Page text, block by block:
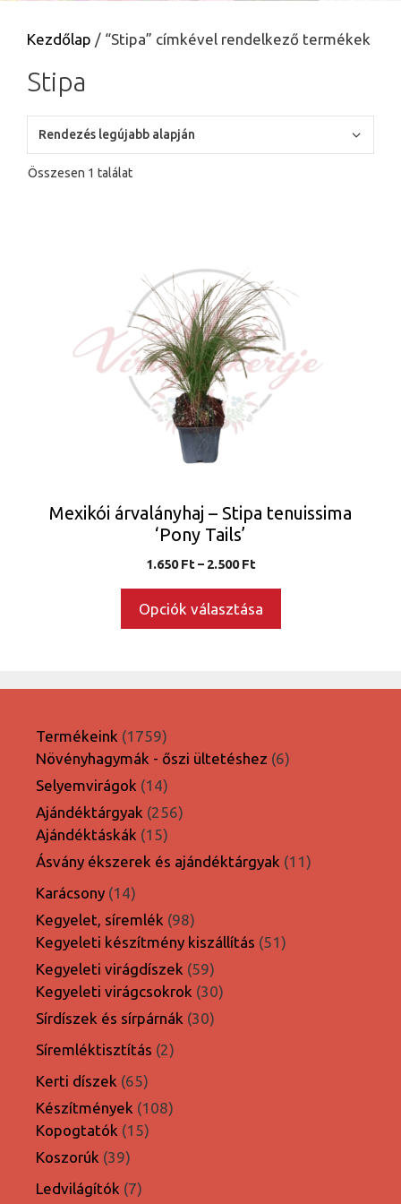
Kezdőlap / “Stipa” címkével rendelkező termékek
Stipa
Összesen 1 találat
Mexikói árvalányhaj – Stipa tenuissima
‘Pony Tails’
1.650Ft – 2.500FtÁrtartomány:
2.500 Ft
Opciók választása
Termékeink 17591759
termék
Növényhagymák - őszi ültetéshez 66
Selyemvirágok 1414
termék
Ajándéktárgyak 256256
Ajándéktáskák 1515
termék
Ásvány ékszerek és ajándéktárgyak 1111
Karácsony 1414
termék
Kegyelet, síremlék 9898
termék
Kegyeleti készítmény kiszállítás 5151
Kegyeleti virágdíszek 5959
termék
Kegyeleti virágcsokrok 3030
Sírdíszek és sírpárnák 3030
Síremléktisztítás 22
Kerti díszek 6565
termék
Készítmények 108108
Kopogtatók 1515
Koszorúk 3939
termék
Ledvilágítók 77